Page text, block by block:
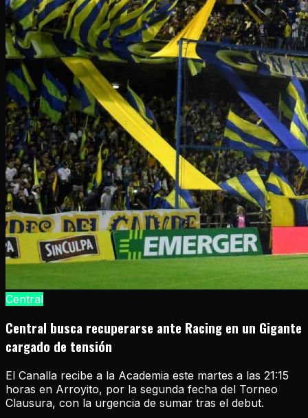
Central
Central busca recuperarse ante Racing en un Gigante
cargado de tensión
El Canalla recibe a la Academia este martes a las 21:15
horas en Arroyito, por la segunda fecha del Torneo
Clausura, con la urgencia de sumar tras el debut.